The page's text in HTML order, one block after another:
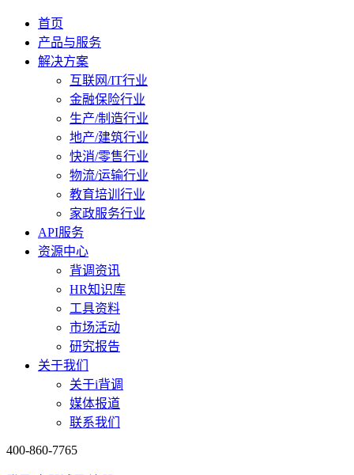
首页
产品与服务
解决方案
互联网/IT行业
金融保险行业
生产/制造行业
地产/建筑行业
快消/零售行业
物流/运输行业
教育培训行业
家政服务行业
API服务
资源中心
背调资讯
HR知识库
工具资料
市场活动
研究报告
关于我们
关于i背调
媒体报道
联系我们
400-860-7765